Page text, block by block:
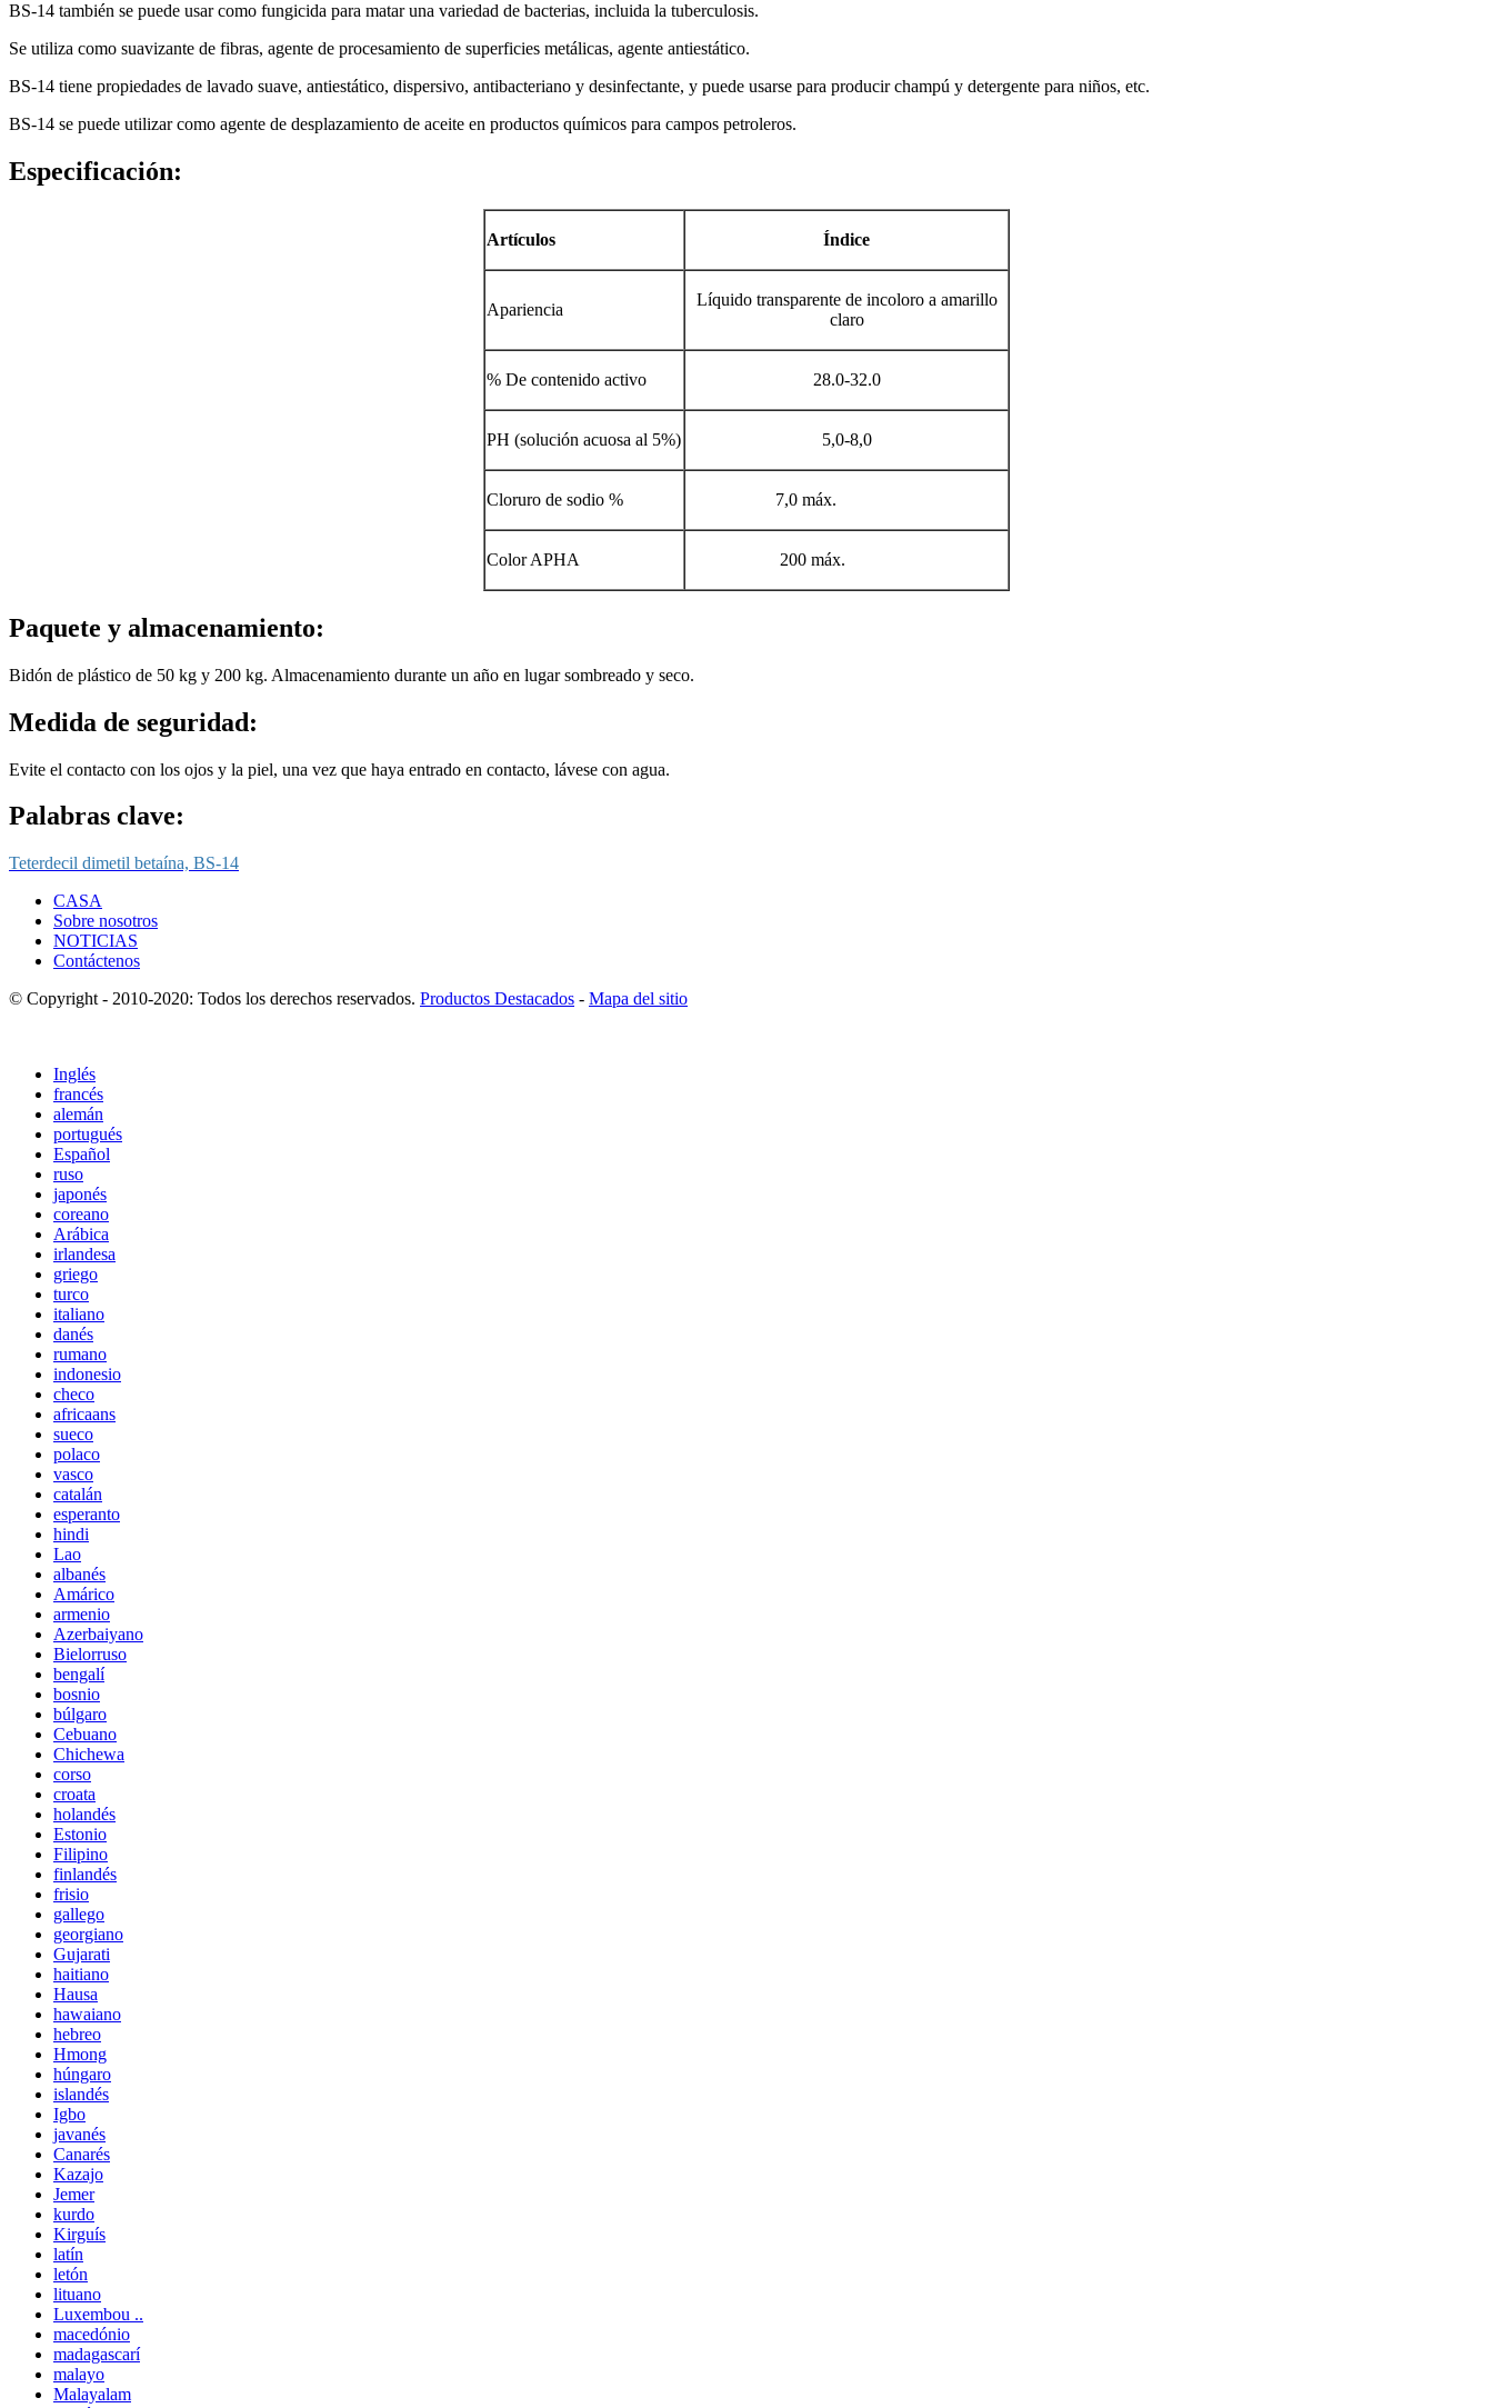
BS-14 también se puede usar como fungicida para matar una variedad de bacterias, incluida la tuberculosis.
Se utiliza como suavizante de fibras, agente de procesamiento de superficies metálicas, agente antiestático.
BS-14 tiene propiedades de lavado suave, antiestático, dispersivo, antibacteriano y desinfectante, y puede usarse para producir champú y detergente para niños, etc.
BS-14 se puede utilizar como agente de desplazamiento de aceite en productos químicos para campos petroleros.
Especificación:
Artículos Índice
Apariencia
Líquido transparente de incoloro a amarillo
claro
% De contenido activo 28.0-32.0
PH (solución acuosa al 5%) 5,0-8,0
Cloruro de sodio % 7,0 máx.
Color APHA 200 máx.
Paquete y almacenamiento:
Bidón de plástico de 50 kg y 200 kg. Almacenamiento durante un año en lugar sombreado y seco.
Medida de seguridad:
Evite el contacto con los ojos y la piel, una vez que haya entrado en contacto, lávese con agua.
Palabras clave:
Teterdecil dimetil betaína, BS-14
CASA
Sobre nosotros
NOTICIAS
Contáctenos
© Copyright - 2010-2020: Todos los derechos reservados. Productos Destacados - Mapa del sitio
Inglés
francés
alemán
portugués
Español
ruso
japonés
coreano
Arábica
irlandesa
griego
turco
italiano
danés
rumano
indonesio
checo
africaans
sueco
polaco
vasco
catalán
esperanto
hindi
Lao
albanés
Amárico
armenio
Azerbaiyano
Bielorruso
bengalí
bosnio
búlgaro
Cebuano
Chichewa
corso
croata
holandés
Estonio
Filipino
finlandés
frisio
gallego
georgiano
Gujarati
haitiano
Hausa
hawaiano
hebreo
Hmong
húngaro
islandés
Igbo
javanés
Canarés
Kazajo
Jemer
kurdo
Kirguís
latín
letón
lituano
Luxembou ..
macedónio
madagascarí
malayo
Malayalam